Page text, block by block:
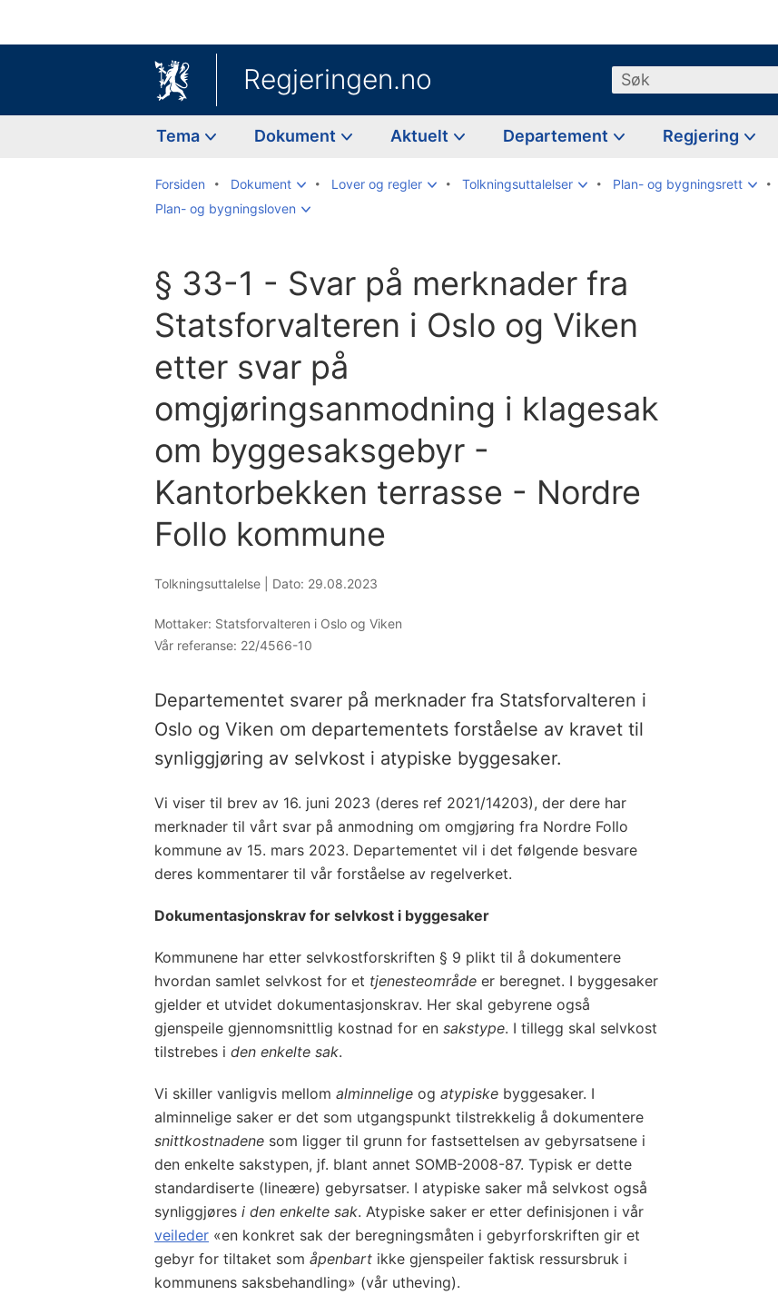
Regjeringen.no Søk
Tema Dokument Aktuelt Departement Regjering
Forsiden Dokument Lover og regler Tolkningsuttalelser
Plan- og bygningsrett
Plan- og bygningsloven
§ 33-1 - Svar på merknader fra
Statsforvalteren i Oslo og Viken
etter svar på
omgjøringsanmodning i klagesak
om byggesaksgebyr -
Kantorbekken terrasse - Nordre
Follo kommune
Tolkningsuttalelse | Dato: 29.08.2023
Mottaker: Statsforvalteren i Oslo og Viken
Vår referanse: 22/4566-10
Departementet svarer på merknader fra Statsforvalteren i
Oslo og Viken om departementets forståelse av kravet til
synliggjøring av selvkost i atypiske byggesaker.
Vi viser til brev av 16. juni 2023 (deres ref 2021/14203), der dere har
merknader til vårt svar på anmodning om omgjøring fra Nordre Follo
kommune av 15. mars 2023. Departementet vil i det følgende besvare
deres kommentarer til vår forståelse av regelverket.
Dokumentasjonskrav for selvkost i byggesaker
Kommunene har etter selvkostforskriften § 9 plikt til å dokumentere
hvordan samlet selvkost for et tjenesteområde er beregnet. I byggesaker
gjelder et utvidet dokumentasjonskrav. Her skal gebyrene også
gjenspeile gjennomsnittlig kostnad for en sakstype. I tillegg skal selvkost
tilstrebes i den enkelte sak.
Vi skiller vanligvis mellom alminnelige og atypiske byggesaker. I
alminnelige saker er det som utgangspunkt tilstrekkelig å dokumentere
snittkostnadene som ligger til grunn for fastsettelsen av gebyrsatsene i
den enkelte sakstypen, jf. blant annet SOMB-2008-87. Typisk er dette
standardiserte (lineære) gebyrsatser. I atypiske saker må selvkost også
synliggjøres i den enkelte sak. Atypiske saker er etter definisjonen i vår
veileder «en konkret sak der beregningsmåten i gebyrforskriften gir et
gebyr for tiltaket som åpenbart ikke gjenspeiler faktisk ressursbruk i
kommunens saksbehandling» (vår utheving).